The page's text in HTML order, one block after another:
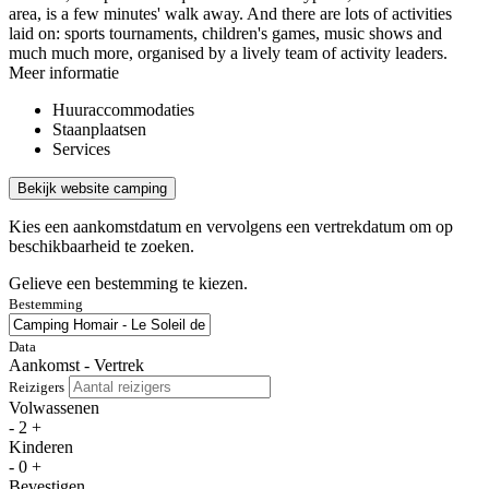
area, is a few minutes' walk away. And there are lots of activities
laid on: sports tournaments, children's games, music shows and
much much more, organised by a lively team of activity leaders.
Meer informatie
Huuraccommodaties
Staanplaatsen
Services
Bekijk website camping
Kies een aankomstdatum en vervolgens een vertrekdatum om op
beschikbaarheid te zoeken.
Gelieve een bestemming te kiezen.
Bestemming
Data
Aankomst - Vertrek
Reizigers
Volwassenen
- 2 +
Kinderen
- 0 +